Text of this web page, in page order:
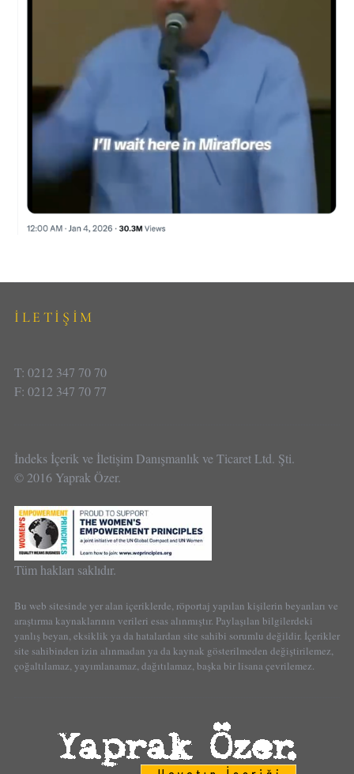
İLETİŞİM
T: 0212 347 70 70
F: 0212 347 70 77
İndeks İçerik ve İletişim Danışmanlık ve Ticaret Ltd. Şti.
© 2016 Yaprak Özer.
Tüm hakları saklıdır.
Bu web sitesinde yer alan içeriklerde, röportaj yapılan kişilerin beyanları ve
araştırma kaynaklarının verileri esas alınmıştır. Paylaşılan bilgilerdeki
yanlış beyan, eksiklik ya da hatalardan site sahibi sorumlu değildir. İçerikler
site sahibinden izin alınmadan ya da kaynak gösterilmeden değiştirilemez,
çoğaltılamaz, yayımlanamaz, dağıtılamaz, başka bir lisana çevrilemez.